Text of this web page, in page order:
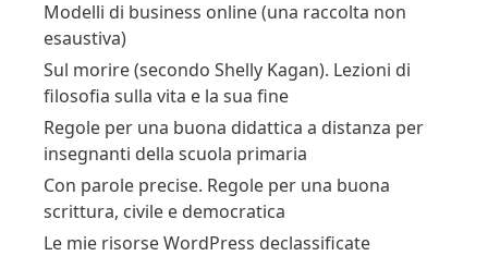
esaustiva)
Sul morire (secondo Shelly Kagan). Lezioni di
filosofia sulla vita e la sua fine
Regole per una buona didattica a distanza per
insegnanti della scuola primaria
Con parole precise. Regole per una buona
scrittura, civile e democratica
Le mie risorse WordPress declassificate